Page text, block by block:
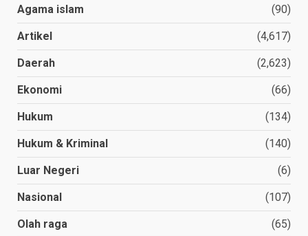
Agama islam (90)
Artikel (4,617)
Daerah (2,623)
Ekonomi (66)
Hukum (134)
Hukum & Kriminal (140)
Luar Negeri (6)
Nasional (107)
Olah raga (65)